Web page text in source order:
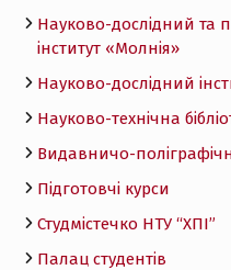
Науково-дослідний та
інститут «Молнія»
Науково-дослідний
Науково-технічна
Видавничо-
Підготовчі курси
Студмістечко НТУ “ХПІ”
Палац студентів